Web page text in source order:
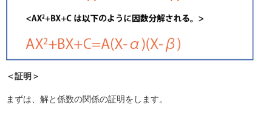
＜証明＞
まずは、解と係数の関係の証明をします。